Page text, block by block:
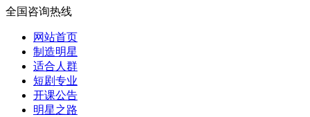
全国咨询热线
网站首页
制造明星
适合人群
短剧专业
开课公告
明星之路